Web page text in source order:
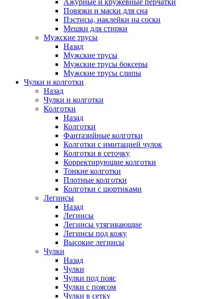
Ажурные и кружевные перчатки
Повязки и маски для сна
Пэстисы, наклейки на соски
Мешки для стирки
Мужские трусы
Назад
Мужские трусы
Мужские трусы боксеры
Мужские трусы слипы
Чулки и колготки
Назад
Чулки и колготки
Колготки
Назад
Колготки
Фантазийные колготки
Колготки с имитацией чулок
Колготки в сеточку
Корректирующие колготки
Тонкие колготки
Плотные колготки
Колготки с шортиками
Легинсы
Назад
Легинсы
Легинсы утягивающие
Легинсы под кожу
Высокие легинсы
Чулки
Назад
Чулки
Чулки под пояс
Чулки с поясом
Чулки в сетку